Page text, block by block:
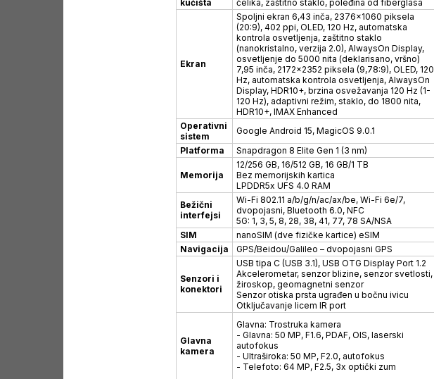
kućišta
čelika, zaštitno staklo, poleđina od fiberglasa
Ekran
Spoljni ekran 6,43 inča, 2376×1060 piksela
(20:9), 402 ppi, OLED, 120 Hz, automatska
kontrola osvetljenja, zaštitno staklo
(nanokristalno, verzija 2.0), AlwaysOn Display,
osvetljenje do 5000 nita (deklarisano, vršno)
7,95 inča, 2172x2352 piksela (9,78:9), OLED, 120
Hz, automatska kontrola osvetljenja, AlwaysOn
Display, HDR10+, brzina osvežavanja 120 Hz (1-
120 Hz), adaptivni režim, staklo, do 1800 nita,
HDR10+, IMAX Enhanced
Operativni
sistem
Google Android 15, MagicOS 9.0.1
Platforma
Snapdragon 8 Elite Gen 1 (3 nm)
Memorija
12/256 GB, 16/512 GB, 16 GB/1 TB
Bez memorijskih kartica
LPDDR5x UFS 4.0 RAM
Bežični
interfejsi
Wi-Fi 802.11 a/b/g/n/ac/ax/be, Wi-Fi 6e/7,
dvopojasni, Bluetooth 6.0, NFC
5G: 1, 3, 5, 8, 28, 38, 41, 77, 78 SA/NSA
SIM
nanoSIM (dve fizičke kartice) eSIM
Navigacija
GPS/Beidou/Galileo – dvopojasni GPS
Senzori i
konektori
USB tipa C (USB 3.1), USB OTG Display Port 1.2
Akcelerometar, senzor blizine, senzor svetlosti,
žiroskop, geomagnetni senzor
Senzor otiska prsta ugrađen u bočnu ivicu
Otključavanje licem IR port
Glavna
kamera
Glavna: Trostruka kamera
- Glavna: 50 MP, F1.6, PDAF, OIS, laserski
autofokus
- Ultraširoka: 50 MP, F2.0, autofokus
- Telefoto: 64 MP, F2.5, 3x optički zum